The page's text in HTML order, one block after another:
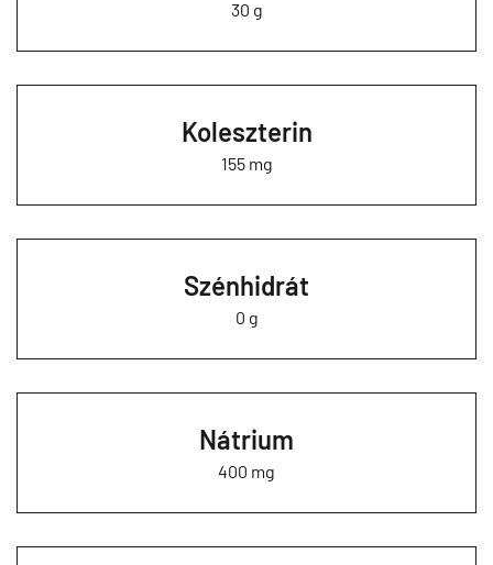
30 g
Koleszterin
155 mg
Szénhidrát
0 g
Nátrium
400 mg